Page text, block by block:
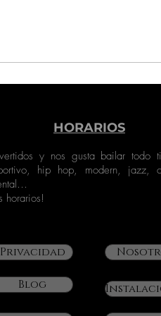
HORARIOS
y nos gusta bailar todo
hip hop, modern, jazz,
horarios!
Privacidad
Blog